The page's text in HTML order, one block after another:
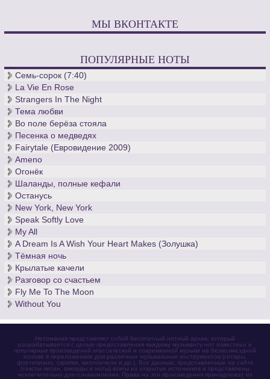
МЫ ВКОНТАКТЕ
ПОПУЛЯРНЫЕ НОТЫ
Семь-сорок (7:40)
La Vie En Rose
Strangers In The Night
Тема любви
Во поле берёза стояла
Песенка о медведях
Fairytale (Евровидение 2009)
Ameno
Огонёк
Шаланды, полные кефали
Останусь
New York, New York
Speak Softly Love
My All
A Dream Is A Wish Your Heart Makes (Золушка)
Тёмная ночь
Крылатые качели
Разговор со счастьем
Fly Me To The Moon
Without You
Нотомания представляет собой бесплатный нотный архив, который
разрабатывается с целью предоставления каждому музыканту нот известных и
популярных произведений классической и современной музыки на безвозмездной
основе в переложениях для различных музыкальных инструментов (гитары,
фортепиано, скрипки, виолончели и др.). Все данные, представленные на сайте
(тексты песен, аккорды и ноты) взяты из открытых источников и представлены
исключительно для ознакомления. Права на эти произведения принадлежат их